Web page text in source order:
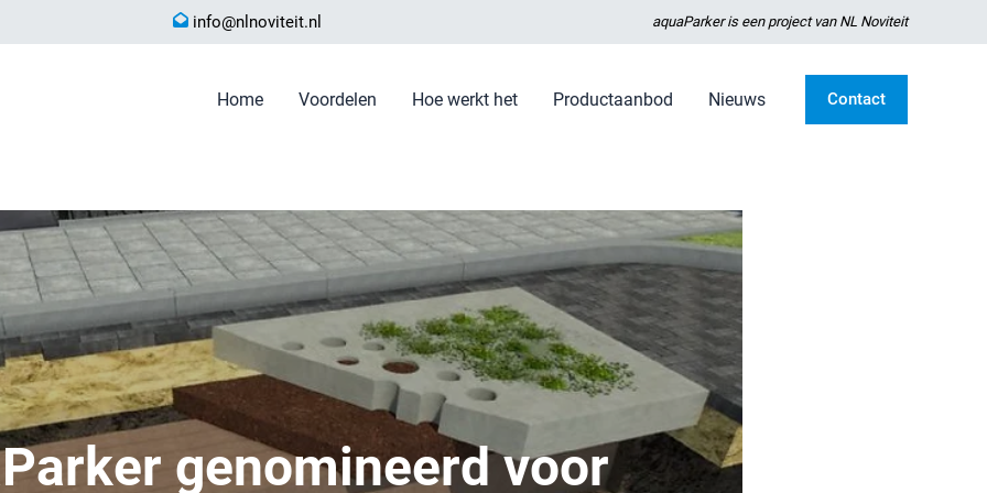
info@nlnoviteit.nl aquaParker is een project van NL Noviteit
Home Voordelen Hoe werkt het Productaanbod Nieuws Contact
genomineerd voor